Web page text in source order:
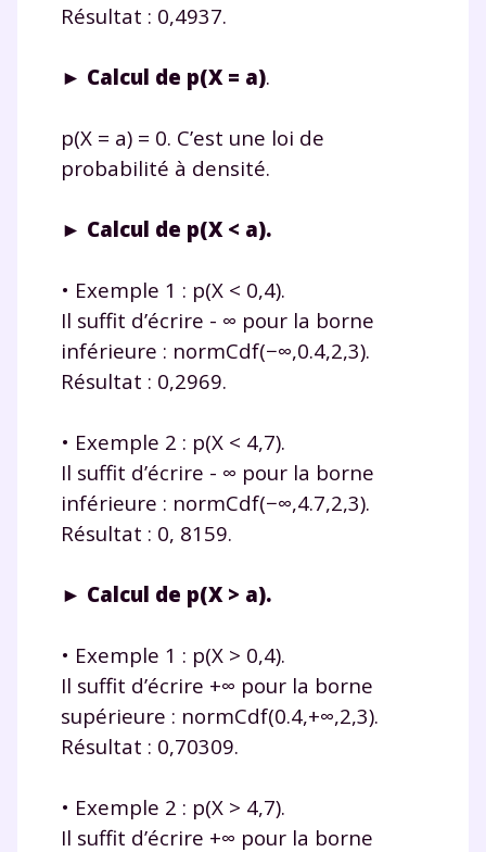
Résultat : 0,4937.
► Calcul de p(X = a).
p(X = a) = 0. C’est une loi de
probabilité à densité.
► Calcul de p(X < a).
• Exemple 1 : p(X < 0,4).
Il suffit d’écrire - ∞ pour la borne
inférieure : normCdf(−∞,0.4,2,3).
Résultat : 0,2969.
• Exemple 2 : p(X < 4,7).
Il suffit d’écrire - ∞ pour la borne
inférieure : normCdf(−∞,4.7,2,3).
Résultat : 0, 8159.
► Calcul de p(X > a).
• Exemple 1 : p(X > 0,4).
Il suffit d’écrire +∞ pour la borne
supérieure : normCdf(0.4,+∞,2,3).
Résultat : 0,70309.
• Exemple 2 : p(X > 4,7).
Il suffit d’écrire +∞ pour la borne